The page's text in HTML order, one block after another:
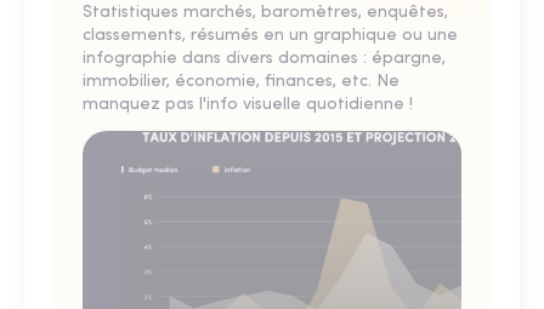
Statistiques marchés, baromètres, enquêtes,
classements, résumés en un graphique ou une
infographie dans divers domaines : épargne,
immobilier, économie, finances, etc. Ne
manquez pas l'info visuelle quotidienne !